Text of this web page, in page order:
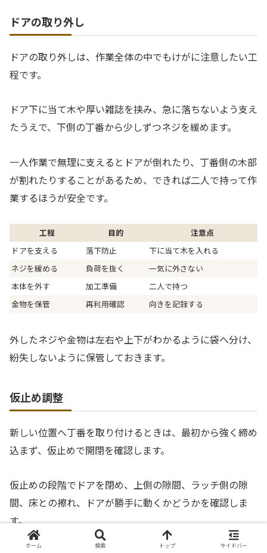
ドアの取り外し
ドアの取り外しは、作業全体の中でもけがに注意したい工
程です。
ドア下に当て木や厚い雑誌を挟み、急に落ちないよう支え
たうえで、下側の丁番から少しずつネジを緩めます。
一人作業で無理に支えるとドアが倒れたり、丁番側の木部
が割れたりすることがあるため、できれば二人で持って作
業するほうが安全です。
工程 目的
注意点
ドアを支える
落下防止
下に当て木を入れる
ネジを緩める
負荷を抜く
一気に外さない
本体を外す
加工準備
二人で持つ
金物を保管
再利用確認 向きを記録する
外したネジや金物は左右や上下がわかるように袋へ分け、
紛失しないように保管しておきます。
仮止め調整
新しい位置へ丁番を取り付けるときは、最初から強く締め
込まず、仮止めで開閉を確認します。
仮止めの段階でドアを閉め、上側の隙間、ラッチ側の隙
間、床との擦れ、ドアが勝手に動くかどうかを確認しま
す。
ホーム 検索 トップ サイドバー